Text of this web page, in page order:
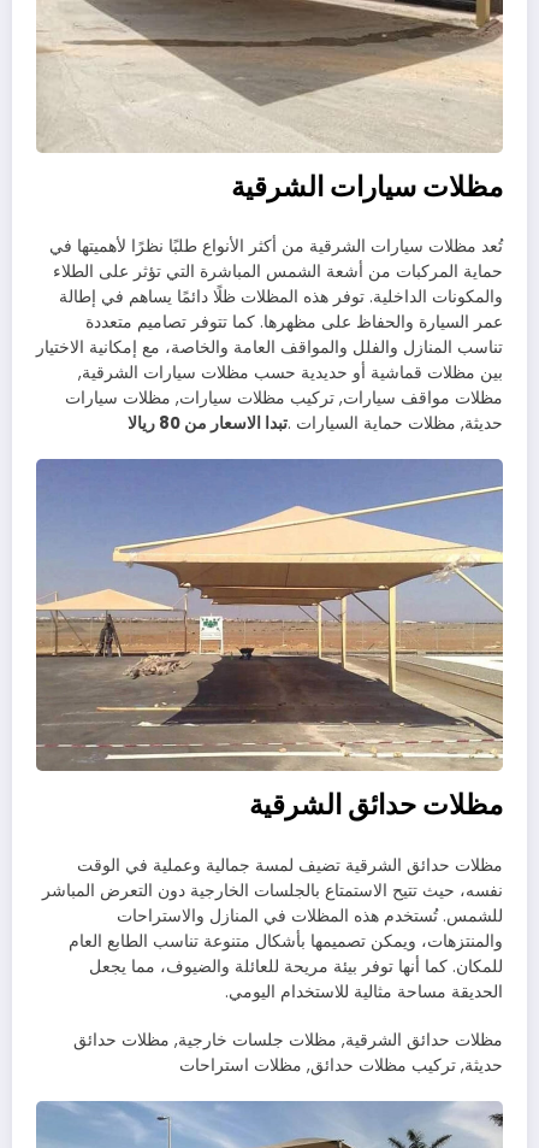
مظلات سيارات الشرقية
تُعد مظلات سيارات الشرقية من أكثر الأنواع طلبًا نظرًا لأهميتها في
حماية المركبات من أشعة الشمس المباشرة التي تؤثر على الطلاء
والمكونات الداخلية. توفر هذه المظلات ظلًا دائمًا يساهم في إطالة
عمر السيارة والحفاظ على مظهرها. كما تتوفر تصاميم متعددة
تناسب المنازل والفلل والمواقف العامة والخاصة، مع إمكانية الاختيار
بين مظلات قماشية أو حديدية حسب مظلات سيارات الشرقية,
مظلات مواقف سيارات, تركيب مظلات سيارات, مظلات سيارات
حديثة, مظلات حماية السيارات .تبدا الاسعار من 80 ريالا
مظلات حدائق الشرقية
مظلات حدائق الشرقية تضيف لمسة جمالية وعملية في الوقت
نفسه، حيث تتيح الاستمتاع بالجلسات الخارجية دون التعرض المباشر
للشمس. تُستخدم هذه المظلات في المنازل والاستراحات
والمنتزهات، ويمكن تصميمها بأشكال متنوعة تناسب الطابع العام
للمكان. كما أنها توفر بيئة مريحة للعائلة والضيوف، مما يجعل
الحديقة مساحة مثالية للاستخدام اليومي.
مظلات حدائق الشرقية, مظلات جلسات خارجية, مظلات حدائق
حديثة, تركيب مظلات حدائق, مظلات استراحات